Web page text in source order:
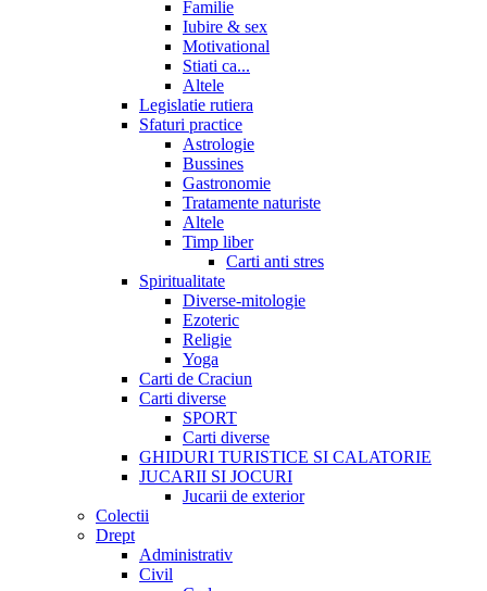
Familie
Iubire & sex
Motivational
Stiati ca...
Altele
Legislatie rutiera
Sfaturi practice
Astrologie
Bussines
Gastronomie
Tratamente naturiste
Altele
Timp liber
Carti anti stres
Spiritualitate
Diverse-mitologie
Ezoteric
Religie
Yoga
Carti de Craciun
Carti diverse
SPORT
Carti diverse
GHIDURI TURISTICE SI CALATORIE
JUCARII SI JOCURI
Jucarii de exterior
Colectii
Drept
Administrativ
Civil